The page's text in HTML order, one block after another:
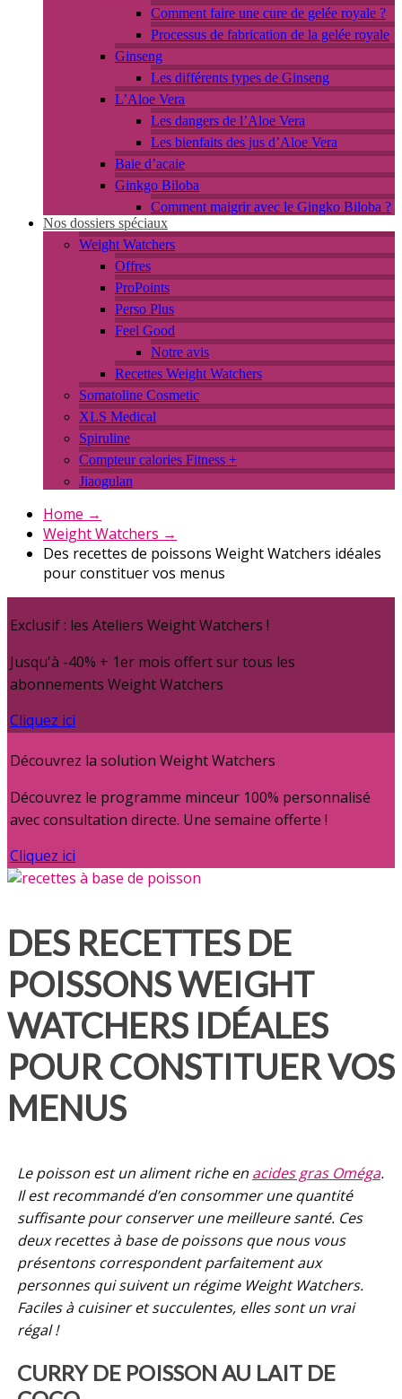
Comment faire une cure de gelée royale ?
Processus de fabrication de la gelée royale
Ginseng
Les différents types de Ginseng
L’Aloe Vera
Les dangers de l’Aloe Vera
Les bienfaits des jus d’Aloe Vera
Baie d’acaie
Ginkgo Biloba
Comment maigrir avec le Gingko Biloba ?
Nos dossiers spéciaux
Weight Watchers
Offres
ProPoints
Perso Plus
Feel Good
Notre avis
Recettes Weight Watchers
Somatoline Cosmetic
XLS Medical
Spiruline
Compteur calories Fitness +
Jiaogulan
Home →
Weight Watchers →
Des recettes de poissons Weight Watchers idéales
pour constituer vos menus
Exclusif : les Ateliers Weight Watchers !
Jusqu'à -40% + 1er mois offert sur tous les
abonnements Weight Watchers
Cliquez ici
Découvrez la solution Weight Watchers
Découvrez le programme minceur 100% personnalisé
avec consultation directe. Une semaine offerte !
Cliquez ici
DES RECETTES DE
POISSONS WEIGHT
WATCHERS IDÉALES
POUR CONSTITUER VOS
MENUS
Le poisson est un aliment riche en acides gras Oméga.
Il est recommandé d’en consommer une quantité
suffisante pour conserver une meilleure santé. Ces
deux recettes à base de poissons que nous vous
présentons correspondent parfaitement aux
personnes qui suivent un régime Weight Watchers.
Faciles à cuisiner et succulentes, elles sont un vrai
régal !
CURRY DE POISSON AU LAIT DE